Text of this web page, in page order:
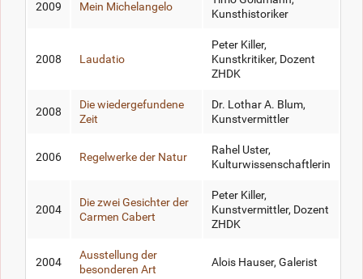
2009 Mein Michelangelo
Kunsthistoriker
2008 Laudatio
Peter Killer,
Kunstkritiker, Dozent
ZHDK
2008
Die wiedergefundene
Zeit
Dr. Lothar A. Blum,
Kunstvermittler
2006 Regelwerke der Natur
Rahel Uster,
Kulturwissenschaftlerin
2004
Die zwei Gesichter der
Carmen Cabert
Peter Killer,
Kunstvermittler, Dozent
ZHDK
2004
Ausstellung der
besonderen Art
Alois Hauser, Galerist